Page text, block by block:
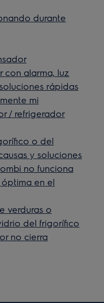
durante
con alarma, luz
rápidas
mi
/ refrigerador
o del
y soluciones
no funciona
en el
verduras o
del frigorífico
no cierra